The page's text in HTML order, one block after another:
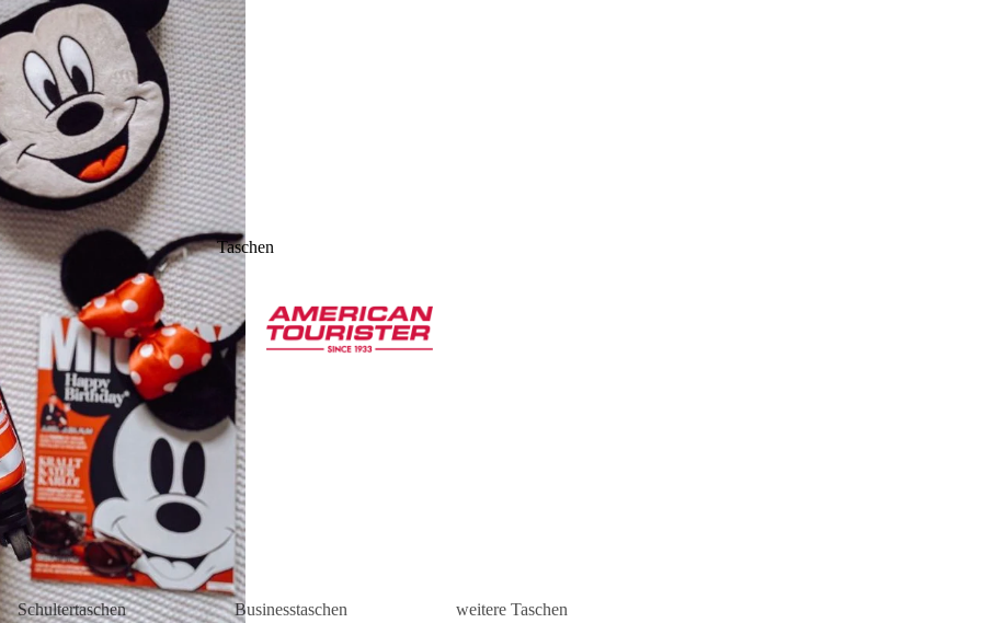
Accessoires
Taschen
Schultertaschen
Businesstaschen
weitere Taschen